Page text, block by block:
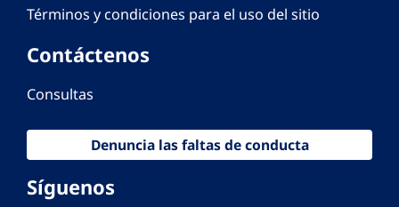
Términos y condiciones para el uso del sitio
Contáctenos
Consultas
Denuncia las faltas de conducta
Síguenos